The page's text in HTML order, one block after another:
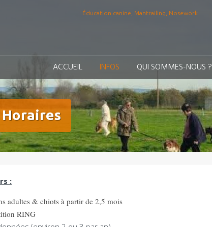
Éducation canine, Mantrailing, Nosework
ACCUEIL INFOS QUI SOMMES-NOUS ?
Horaires
:
adultes & chiots à partir de 2,5 mois
RING